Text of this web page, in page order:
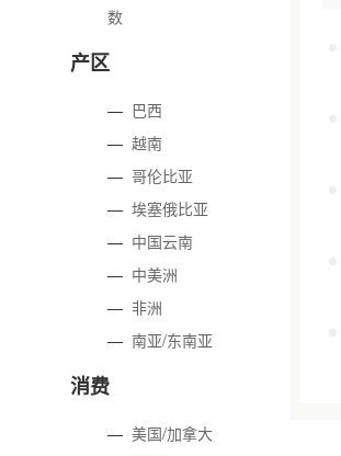
数
产区
— 巴西
—越南
—哥伦比亚
—埃塞俄比亚
— 中国云南
— 中美洲
—非洲
—南亚/东南亚
消费
—美国/加拿大